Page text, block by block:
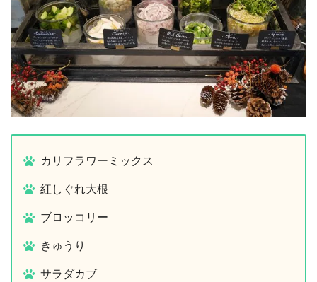
カリフラワーミックス
紅しぐれ大根
ブロッコリー
きゅうり
サラダカブ